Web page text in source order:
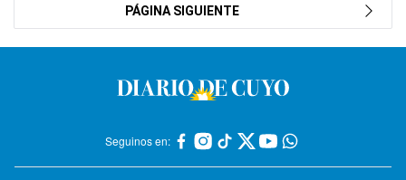
PÁGINA SIGUIENTE
Seguinos en: